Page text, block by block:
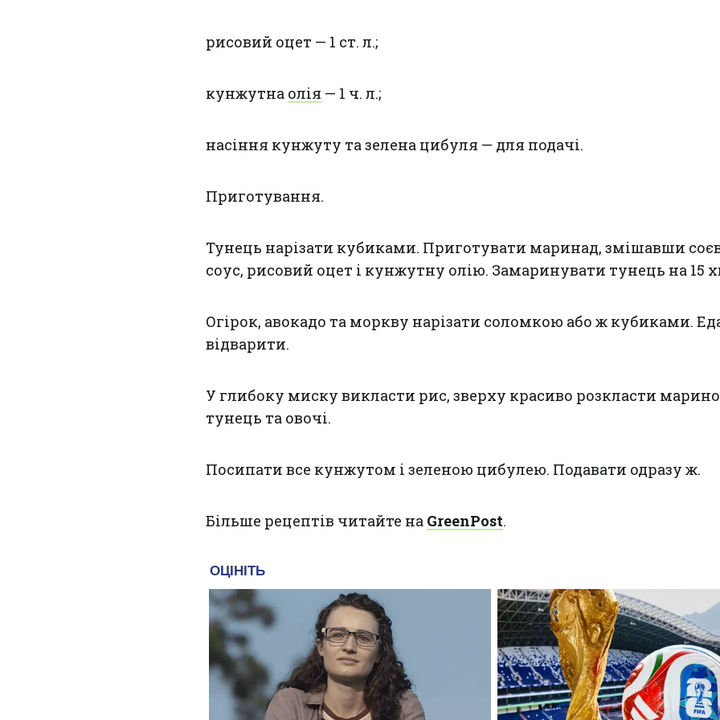
рисовий оцет — 1 ст. л.;
кунжутна олія — 1 ч. л.;
насіння кунжуту та зелена цибуля — для подачі.
Приготування.
Тунець нарізати кубиками. Приготувати маринад, змішавши
соус, рисовий оцет і кунжутну олію. Замаринувати тунець на 15
Огірок, авокадо та моркву нарізати соломкою або ж кубиками.
відварити.
У глибоку миску викласти рис, зверху красиво розкласти
тунець та овочі.
Посипати все кунжутом і зеленою цибулею. Подавати одразу ж.
Більше рецептів читайте на GreenPost.